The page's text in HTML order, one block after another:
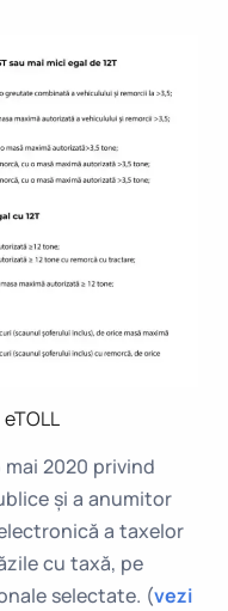
2020 privind
și a anumitor
a taxelor
cu taxă, pe
selectate. (vezi